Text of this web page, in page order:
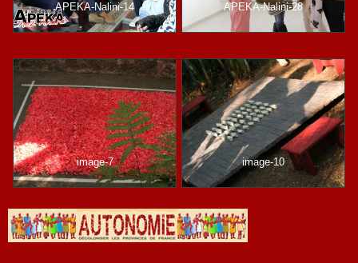
APEKA-Nalini-14 APEKA-Nalini-28
image-7 image-10